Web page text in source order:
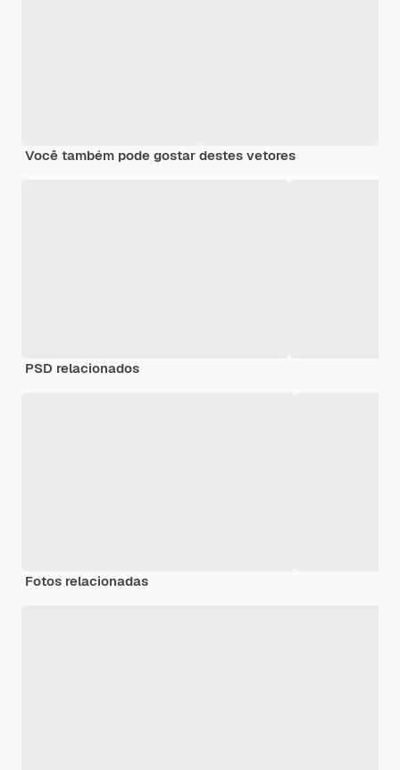
Você também pode gostar destes vetores
PSD relacionados
Fotos relacionadas